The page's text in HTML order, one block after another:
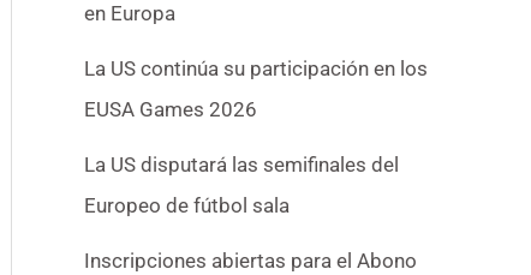
en Europa
La US continúa su participación en los
EUSA Games 2026
La US disputará las semifinales del
Europeo de fútbol sala
Inscripciones abiertas para el Abono